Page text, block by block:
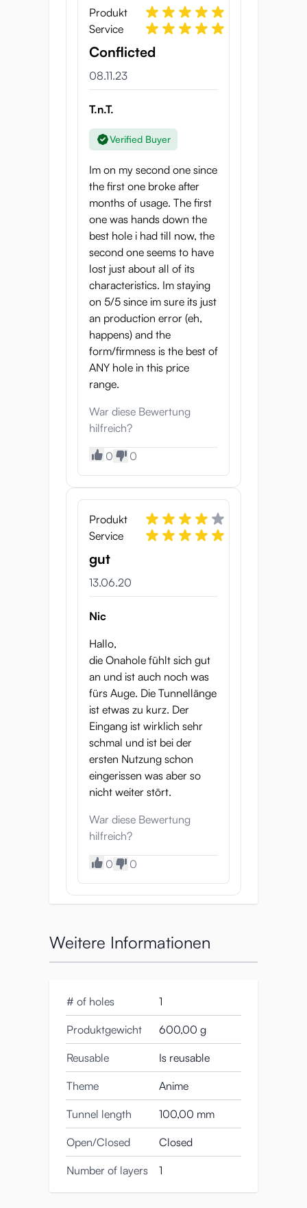
sowohl innen als auch außen gleich
angenehm anfühlt. Wenn du die Beine
auseinanderziehst, siehst du Reihen von
Noppen, die für zusätzliche Stimulation
sorgen. Nach den Noppen folgt eine große
Vergnügen weiter intensiviert.
Der Tunnel hat eine Länge von etwa 10 cm,
was bedeutet, dass du noch einige
Zentimeter Platz hast, bevor du die
Rückwand erreichst. Dank der dicken
Rückwand kannst du viel Druck ausüben
und die Puni Virgin 600 nach Herzenslust
benutzen.
Kraftvolles Vakuum und
einfache Reinigung
Das Vakuum dieser Onahole ist
bemerkenswert kraftvoll, insbesondere
wenn du die Luft vor der Benutzung
herausdrückst. Die Reinigung gestaltet sich
einfach: Du kannst das Onahole auf links
drehen oder es mit Wasser durchspülen
und den mitgelieferten Schwamm
verwenden, um es gründlich zu reinigen.
Spezifikationen:
Abmessungen: 150 x 120 x 80 mm
(5,9 x 4,7 x 3,1 ")
Tunnel: 10 cm tief
Gewicht: 600 g (21,1 oz)
Inklusive
Stock.
mit der Puni Virgin 600 und entdecke die
perfekte Kombination aus Ergonomie und
Stimulation!
Produkt
Service
Conflicted
08.11.23
T.n.T.
Verified Buyer
Im on my second one since
the first one broke after
months of usage. The first
one was hands down the
best hole i had till now, the
second one seems to have
lost just about all of its
characteristics. Im staying
on 5/5 since im sure its just
an production error (eh,
happens) and the
form/firmness is the best of
ANY hole in this price
range.
War diese Bewertung
hilfreich?
0 0
Produkt
Service
gut
13.06.20
Nic
Hallo,
die Onahole fühlt sich gut
an und ist auch noch was
fürs Auge. Die Tunnellänge
ist etwas zu kurz. Der
Eingang ist wirklich sehr
schmal und ist bei der
ersten Nutzung schon
eingerissen was aber so
nicht weiter stört.
War diese Bewertung
hilfreich?
0 0
Weitere Informationen
# of holes 1
Produktgewicht 600,00 g
Reusable Is reusable
Theme Anime
Tunnel length 100,00 mm
Open/Closed Closed
Number of layers 1